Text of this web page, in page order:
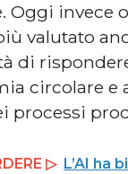
Oggi invece
valutato
di
circolare e
processi
▷ L’AI ha